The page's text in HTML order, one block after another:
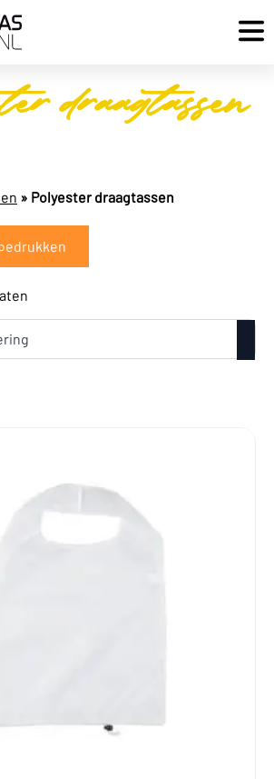
draagtassen
» Polyester draagtassen